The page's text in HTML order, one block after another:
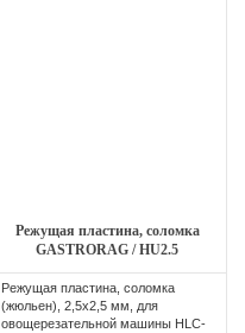
Режущая пластина, соломка
GASTRORAG / HU2.5
Режущая пластина, соломка
(жюльен), 2,5х2,5 мм, для
овощерезательной машины HLC-